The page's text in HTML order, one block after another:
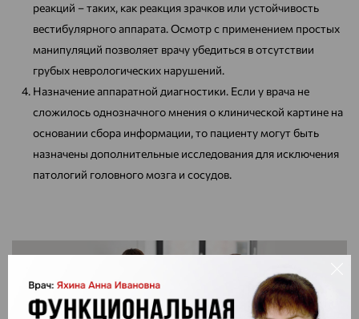
реакций – таких, как реакция зрачков или устойчивость
вестибулярного аппарата. Осмотр с применением простых
манипуляций позволяет врачу убедиться в отсутствии
грубых неврологических нарушений.
Назначение аппаратной диагностики. Если у врача не
сложилось однозначного мнения о клинической картине на
основании сбора информации, то пациенту могут быть
назначены дополнительные исследования для исключения
патологий головного мозга и сосудов.